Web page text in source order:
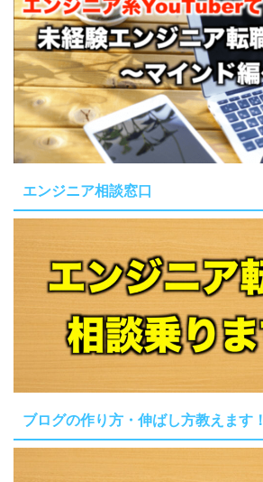
エンジニア相談窓口
ブログの作り方・伸ばし方教えます！